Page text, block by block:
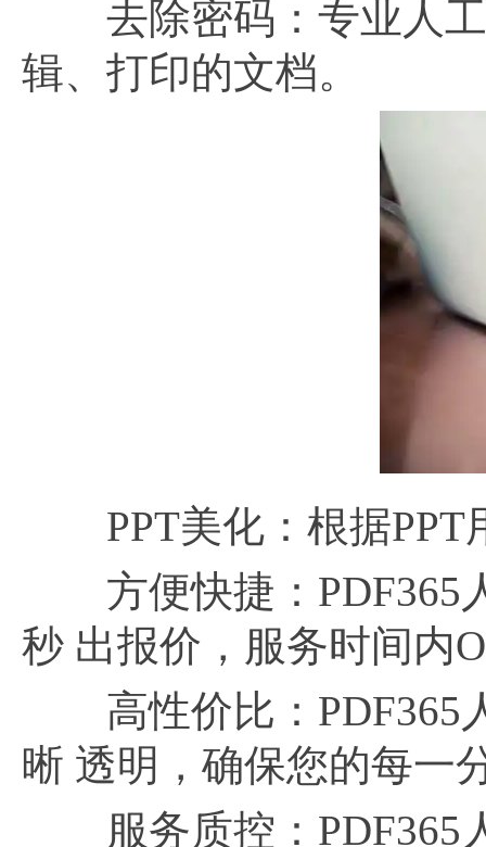
去除密码：专业人工
辑、打印的文档。
PPT美化：根据PPT
方便快捷：PDF365
秒 出报价，服务时间内
高性价比：PDF365
晰 透明，确保您的每一
服务质控：PDF365